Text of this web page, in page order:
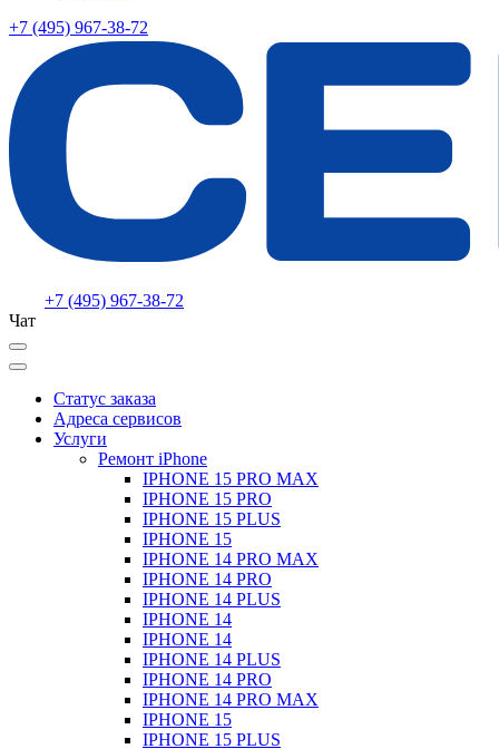
+7 (495) 967-38-72
+7 (495) 967-38-72
Чат
Статус заказа
Адреса сервисов
Услуги
Ремонт iPhone
IPHONE 15 PRO MAX
IPHONE 15 PRO
IPHONE 15 PLUS
IPHONE 15
IPHONE 14 PRO MAX
IPHONE 14 PRO
IPHONE 14 PLUS
IPHONE 14
IPHONE 14
IPHONE 14 PLUS
IPHONE 14 PRO
IPHONE 14 PRO MAX
IPHONE 15
IPHONE 15 PLUS